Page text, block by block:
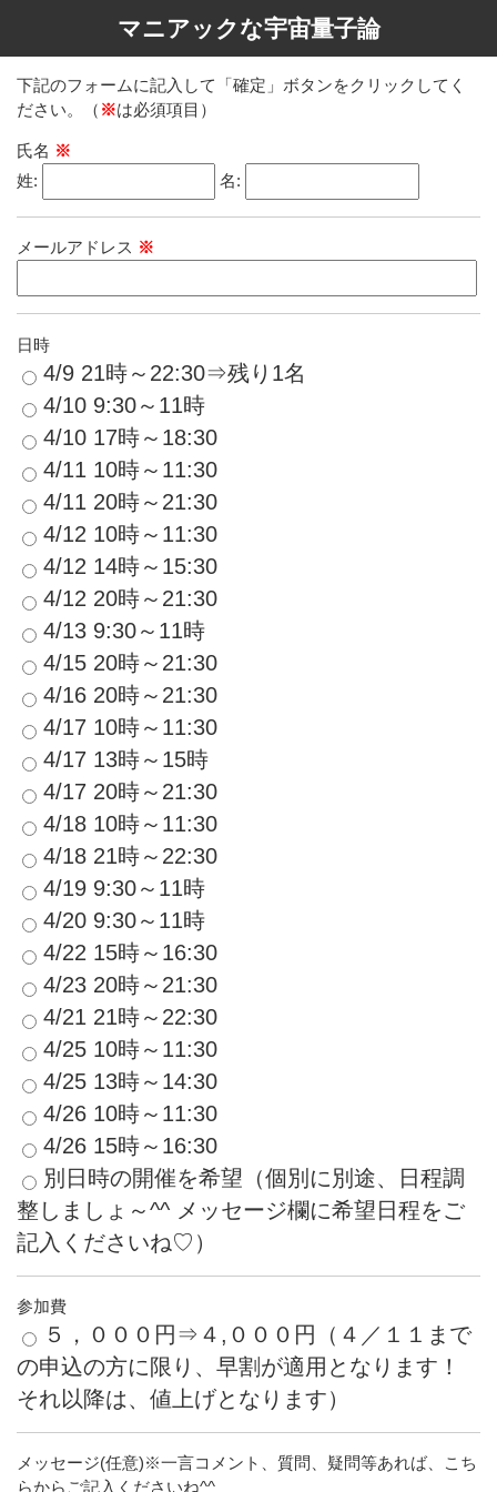
マニアックな宇宙量子論
下記のフォームに記入して「確定」ボタンをクリックしてく
ださい。（ ※は必須項目）
氏名 ※
姓:
名:
メールアドレス ※
日時
4/9 21時～22:30⇒残り1名
4/10 9:30～11時
4/10 17時～18:30
4/11 10時～11:30
4/11 20時～21:30
4/12 10時～11:30
4/12 14時～15:30
4/12 20時～21:30
4/13 9:30～11時
4/15 20時～21:30
4/16 20時～21:30
4/17 10時～11:30
4/17 13時～15時
4/17 20時～21:30
4/18 10時～11:30
4/18 21時～22:30
4/19 9:30～11時
4/20 9:30～11時
4/22 15時～16:30
4/23 20時～21:30
4/21 21時～22:30
4/25 10時～11:30
4/25 13時～14:30
4/26 10時～11:30
4/26 15時～16:30
別日時の開催を希望（個別に別途、日程調
整しましょ～^^ メッセージ欄に希望日程をご
記入くださいね♡）
参加費
５，０００円⇒４,０００円（４／１１まで
の申込の方に限り、早割が適用となります！
それ以降は、値上げとなります）
メッセージ(任意)※一言コメント、質問、疑問等あれば、こち
らからご記入くださいね^^